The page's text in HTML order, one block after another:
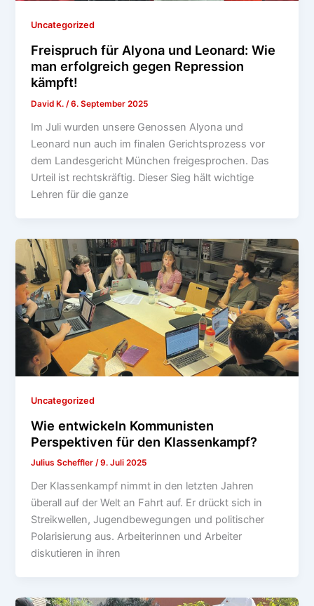
Uncategorized
Freispruch für Alyona und Leonard: Wie
man erfolgreich gegen Repression
kämpft!
David K. /6. September 2025
Im Juli wurden unsere Genossen Alyona und
Leonard nun auch im finalen Gerichtsprozess vor
dem Landesgericht München freigesprochen. Das
Urteil ist rechtskräftig. Dieser Sieg hält wichtige
Lehren für die ganze
Uncategorized
Wie entwickeln Kommunisten
Perspektiven für den Klassenkampf?
Julius Scheffler/9. Juli 2025
Der Klassenkampf nimmt in den letzten Jahren
überall auf der Welt an Fahrt auf. Er drückt sich in
Streikwellen, Jugendbewegungen und politischer
Polarisierung aus. Arbeiterinnen und Arbeiter
diskutieren in ihren